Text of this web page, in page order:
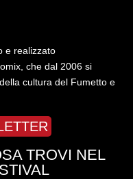
e realizzato
che dal 2006 si
cultura del Fumetto e
TROVI NEL